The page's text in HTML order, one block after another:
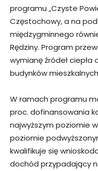
programu „Czyste
Częstochowy, a na
międzygminnego
Rędziny. Program
wymianę źródeł
budynków
W ramach programu
proc. dofinansowania
najwyższym poziomie
poziomie
kwalifikuje się
dochód przypadający